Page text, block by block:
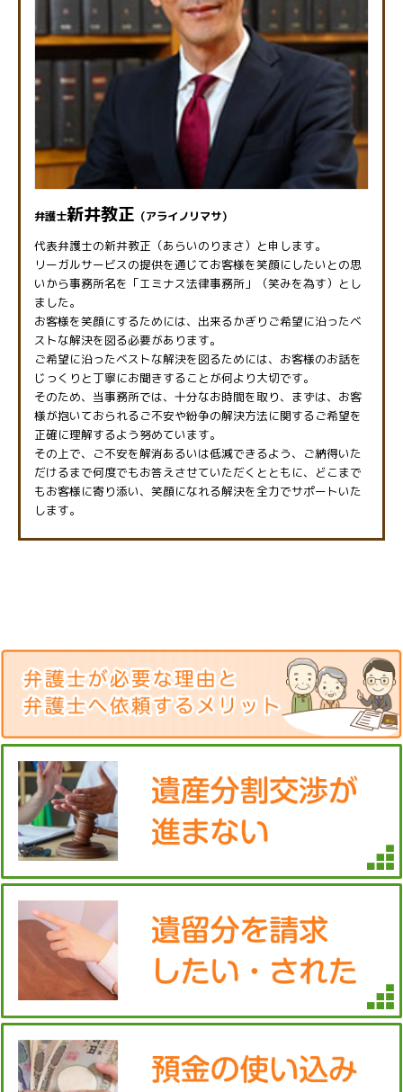
弁護士新井教正 （アライノリマサ）
代表弁護士の新井教正（あらいのりまさ）と申します。
リーガルサービスの提供を通じてお客様を笑顔にしたいとの思
いから事務所名を「エミナス法律事務所」（笑みを為す）とし
ました。
お客様を笑顔にするためには、出来るかぎりご希望に沿ったベ
ストな解決を図る必要があります。
ご希望に沿ったベストな解決を図るためには、お客様のお話を
じっくりと丁寧にお聞きすることが何より大切です。
そのため、当事務所では、十分なお時間を取り、まずは、お客
様が抱いておられるご不安や紛争の解決方法に関するご希望を
正確に理解するよう努めています。
その上で、ご不安を解消あるいは低減できるよう、ご納得いた
だけるまで何度でもお答えさせていただくとともに、どこまで
もお客様に寄り添い、笑顔になれる解決を全力でサポートいた
します。